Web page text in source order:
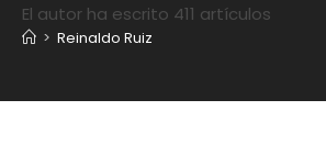
El autor ha escrito 411 artículos
> Reinaldo Ruiz